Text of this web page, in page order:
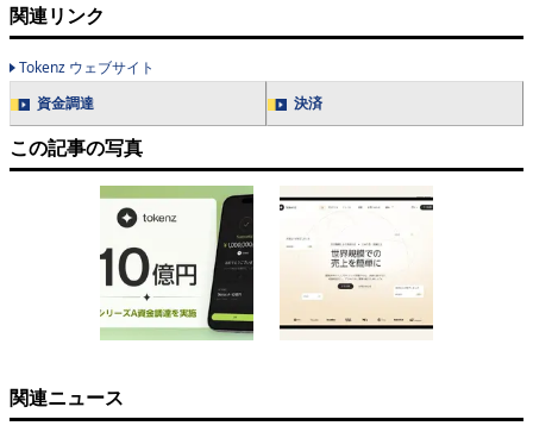
関連リンク
Tokenz ウェブサイト
資金調達
決済
この記事の写真
関連ニュース